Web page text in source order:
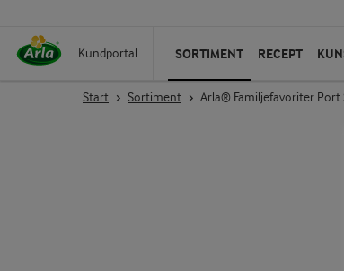
Kundportal SORTIMENT RECEPT
Start Sortiment Arla® Familjefavoriter Port